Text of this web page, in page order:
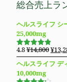
総合売上ラ
ヘルスライフ シ
25,000mg
5段階で
4.83の評
価
4.8¥14,800元
の
価
¥
ヘルスライフ デ
10,000mg